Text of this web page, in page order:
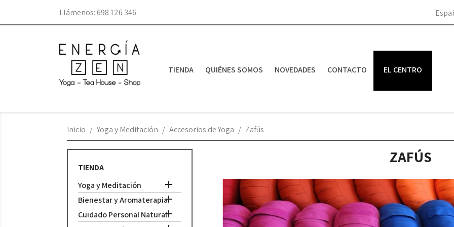
Llámenos: 698 126 346
TIENDA QUIÉNES SOMOS NOVEDADES CONTACTO EL CENTRO
Inicio Yoga y Meditación Accesorios de Yoga Zafús
TIENDA
Yoga y Meditación 
Bienestar y Aromaterapia
Cuidado Personal Natural
ZAFÚS